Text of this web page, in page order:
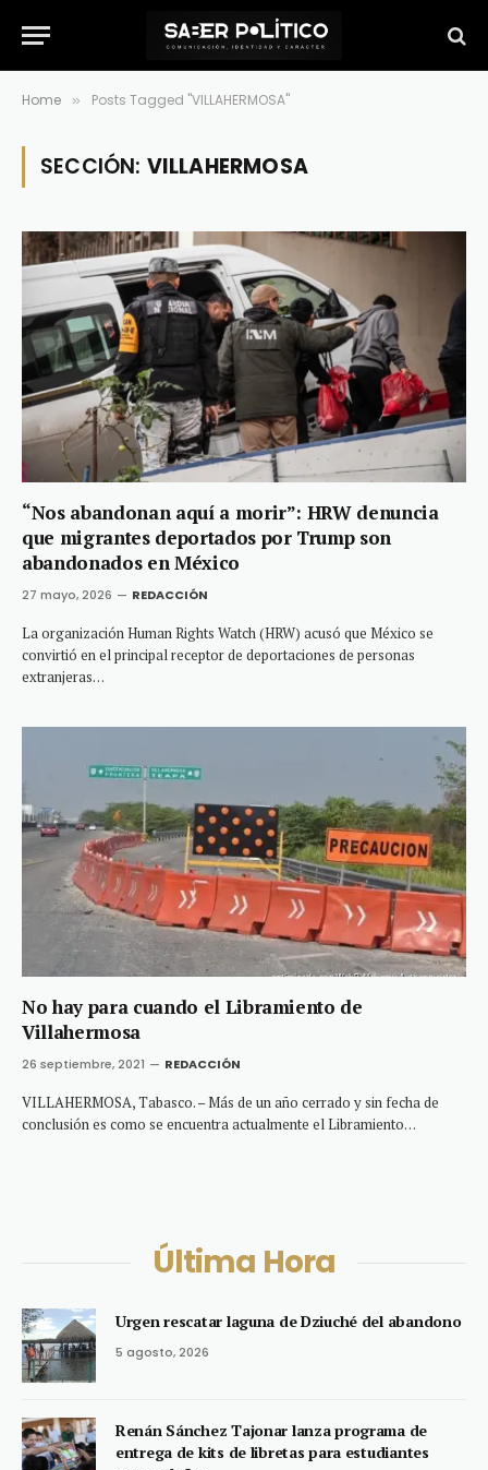
Home » Posts Tagged "VILLAHERMOSA"
SECCIÓN: VILLAHERMOSA
“Nos abandonan aquí a morir”: HRW denuncia
que migrantes deportados por Trump son
abandonados en México
27 mayo, 2026 REDACCIÓN
La organización Human Rights Watch (HRW) acusó que México se
convirtió en el principal receptor de deportaciones de personas
extranjeras…
No hay para cuando el Libramiento de
Villahermosa
26 septiembre, 2021 REDACCIÓN
VILLAHERMOSA, Tabasco. – Más de un año cerrado y sin fecha de
conclusión es como se encuentra actualmente el Libramiento…
Última Hora
Urgen rescatar laguna de Dziuché del abandono
5 agosto, 2026
Renán Sánchez Tajonar lanza programa de
entrega de kits de libretas para estudiantes